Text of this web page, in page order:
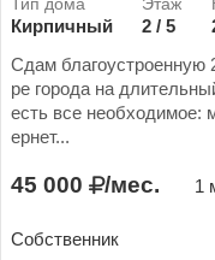
Кирпичный 2 / 5
Сдам благоустроенную
ре города на
есть все необходимое:
ернет...
45 000 /мес. 1
Собственник